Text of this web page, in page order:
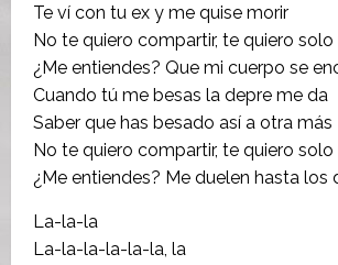
Te ví con tu ex y me quise morir
No te quiero compartir, te quiero
¿Me entiendes? Que mi cuerpo se
Cuando tú me besas la depre me da
Saber que has besado así a otra más
No te quiero compartir, te quiero
¿Me entiendes? Me duelen hasta los
La-la-la
La-la-la-la-la-la, la